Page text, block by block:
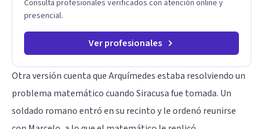
Consulta profesionales verificados con atención online y
presencial.
Ver profesionales
Otra versión cuenta que Arquímedes estaba resolviendo un
problema matemático cuando Siracusa fue tomada. Un
soldado romano entró en su recinto y le ordenó reunirse